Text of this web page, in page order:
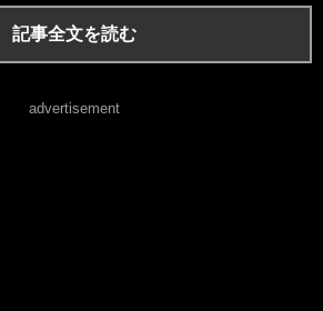
記事全文を読む
advertisement